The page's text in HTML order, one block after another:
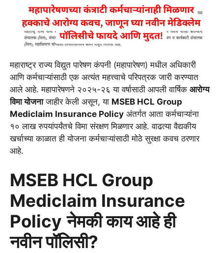
महाराष्ट्र राज्य विद्युत पारेषण कंपनी (महापारेषण) मधील अधिकारी
आणि कर्मचाऱ्यांसाठी एक अत्यंत महत्त्वाचे परिपत्रक जारी करण्यात
आले आहे. महापारेषणने २०२५-२६ या वर्षासाठी आपली वार्षिक आरोग्य
विमा योजनाजाहीर केली असून, या MSEB HCL Group
Mediclaim Insurance Policy अंतर्गत आता कर्मचाऱ्यांना
१० लाख रुपयांपर्यंतचे विमा संरक्षण मिळणार आहे. वाढत्या वैद्यकीय
खर्चाच्या काळात ही योजना कर्मचाऱ्यांसाठी मोठे सुरक्षा कवच ठरणार
आहे.
MSEB HCL Group
Mediclaim Insurance
Policy नेमकी काय आहे ही
नवीन पॉलिसी?